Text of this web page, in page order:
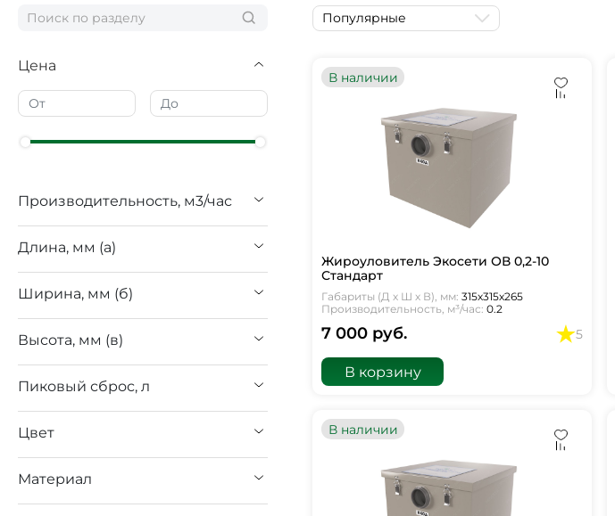
Цена
Производительность, м3/час
Длина, мм (а)
Ширина, мм (б)
Высота, мм (в)
Пиковый сброс, л
Цвет
Материал
Популярные
В наличии
Жироуловитель Экосети ОВ 0,2-10
Стандарт
Габариты (Д х Ш х В), мм: 315х315х265
Производительность, м³/час: 0.2
7 000 руб. 5
В корзину
В наличии